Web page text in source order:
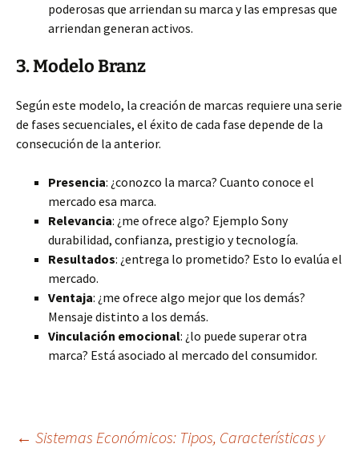
poderosas que arriendan su marca y las empresas que
arriendan generan activos.
3. Modelo Branz
Según este modelo, la creación de marcas requiere una serie
de fases secuenciales, el éxito de cada fase depende de la
consecución de la anterior.
Presencia: ¿conozco la marca? Cuanto conoce el
mercado esa marca.
Relevancia: ¿me ofrece algo? Ejemplo Sony
durabilidad, confianza, prestigio y tecnología.
Resultados: ¿entrega lo prometido? Esto lo evalúa el
mercado.
Ventaja: ¿me ofrece algo mejor que los demás?
Mensaje distinto a los demás.
Vinculación emocional: ¿lo puede superar otra
marca? Está asociado al mercado del consumidor.
← Sistemas Económicos: Tipos, Características y